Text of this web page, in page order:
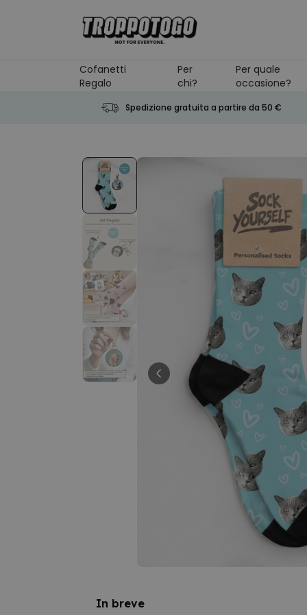
Cofanetti
Regalo
Per
chi?
Per quale
occasione?
Spedizione gratuita a partire da 50 €
In breve